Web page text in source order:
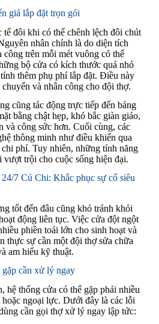
giá lắp đặt trọn gói
đôi khi có thể chênh lệch đôi chút
nhân chính là do diện tích
công trên mỗi mét vuông có thể
bộ cửa có kích thước quá nhỏ
thêm phụ phí lắp đặt. Điều này
và nhân công cho đội thợ.
cũng tác động trực tiếp đến bảng
bằng chật hẹp, khó bắc giàn giáo,
và công sức hơn. Cuối cùng, các
thông minh như điều khiển qua
phí. Tuy nhiên, những tính năng
vượt trội cho cuộc sống hiện đại.
7 Củ Chi: Khắc phục sự cố siêu
tốt đến đâu cũng khó tránh khỏi
động liên tục. Việc cửa đột ngột
phiền toái lớn cho sinh hoạt và
thực sự cần một đội thợ sửa chữa
am hiểu kỹ thuật.
cần xử lý ngay
hệ thống cửa có thể gặp phải nhiều
ngoại lực. Dưới đây là các lỗi
cần gọi thợ xử lý ngay lập tức: